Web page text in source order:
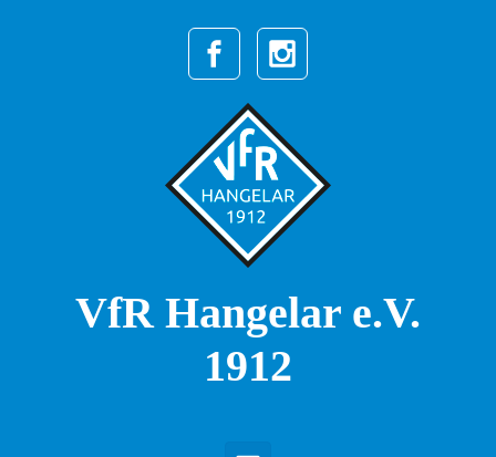
Zum Hauptinhalt springen
VfR Hangelar e.V.
1912